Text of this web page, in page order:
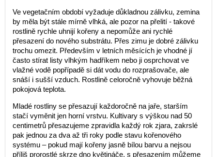
Ve vegetačním období vyžaduje důkladnou zálivku, zemina
by měla být stále mírně vlhká, ale pozor na přelití - takové
rostlině rychle uhnijí kořeny a nepomůže ani rychlé
přesazení do nového substrátu. Přes zimu je dobré zálivku
trochu omezit. Především v letních měsících je vhodné jí
často stírat listy vlhkým hadříkem nebo ji osprchovat ve
vlažné vodě popřípadě si dát vodu do rozprašovače, ale
snáší i sušší vzduch. Rostlině celoročně vyhovuje běžná
pokojová teplota.
Mladé rostliny se přesazují každoročně na jaře, starším
stačí vyměnit jen horní vrstvu. Kultivary s výškou nad 50
centimetrů přesazujeme zpravidla každý rok zjara, zakrslé
pak jednou za dva až tři roky podle stavu kořenového
systému – pokud mají kořeny jasně bílou barvu a nejsou
příliš prorostlé skrze dno květináče, s přesazením můžeme